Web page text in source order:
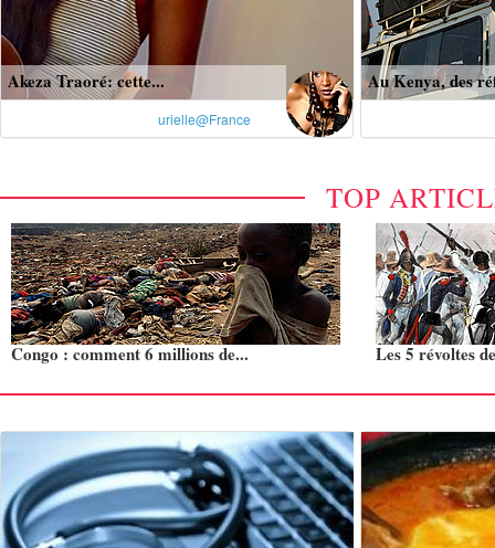
Akeza Traoré: cette...
urielle@France
Au Kenya, des
TOP
Congo : comment 6 millions de... Les 5 révoltes